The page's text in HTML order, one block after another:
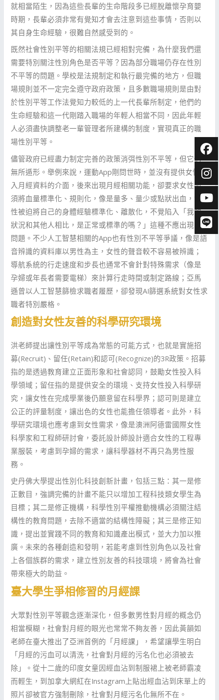
就相當陌生，因為這些長輩的生命階段多已經脫離懷孕育嬰
時期，長輩必須非常有覺知才會去注意到這些事情，否則以
其自身生命經驗，很難自然感受到的。
既然社會性別平等的相關法規已經相對完備，為什麼我們還
需要特別關注性別角色是否平等？因為部分職場仍存在性別
不平等的問題。學校是法規制定和執行最完備的地方，但職
場規則並不一定完全遵守政府政策，且多數職場規則是由對
於性別平等工作法覺知力較低的上一代長輩所制定，他們的
生命經驗和這一代剛踏入職場的年輕人相當不同，因此年輕
人必須盡快調整老一輩管理者所建構的制度，實現真正的職
場性別平等。
儘管政府已經盡力制定完善的政策消弭性別不平等，但它仍
無所遁形。舉例來說，運動App剛問世時，並沒有提供女性輸
入月經資料的介面，後來出現月經相關功能，卻要求女性必
須將血量標準化、規則化，像是量多、量少或點狀出血，女
性被迫將自己的身體經驗標準化、離散化，不覺陷入「我的
狀況和其他人相比，是正常或標準的嗎？」這種不應出現的
問題。不少人工智慧相關的App也有性別不平等爭議，像是語
音辨識的資料庫以男性為主，女性的聲音較不容易被辨識；
導航系統的行走速度和步長也通常不會針對特殊需求（像是
孕婦或年長者需要電梯）來計算行走時間或制定路線；亞馬
遜曾以人工智慧篩檢求職者履歷，卻發現AI篩選系統對女性求
職者特別嚴格。
創造對女性友善的科學研究環境
洪老師提出讓性別平等成為常態的可能方式，也就是實施招
募(Recruit)、留任(Retain)和認可(Recognize)的3R政策。招募
指的是透過教育建立正面形象和社會認同，鼓勵女性投入科
學領域；留任指的是提供安全的環境、支持女性投入科學研
究，讓女性在完成學業後仍願意留在科學界；認可則是建立
公正的評量制度，讓出色的女性也能擔任領導者。此外，科
學研究環境也應考慮到女性需求，像是澳洲阿德雷國際女性
科學家和工程師研討會，委託設計師設計適合女性的工程專
業服裝，考慮到孕婦的需求，讓科學器材不再只為男性服
務。
史丹佛大學提出性別化科技創新計畫，包括三點：其一是修
正數目，強調完備的計畫不能只以增加工程科技類女學生為
目標；其二是修正機構，科學性別平權推動機構必須關注結
構性的教育問題，去除不適當的結構性障礙；其三是修正知
識，提出並實踐不同的教育和知識產出模式，並大力加以推
廣。未來的各種創造和發明，若能考慮到性別角色以及社會
上各個族群的需求，建立性別友善的科技環境，將會為社會
帶來極大的助益。
臺大學生爭相修習的月經課
大眾對性別平等觀念逐漸深化，但多數男性對月經的概念仍
相當模糊，社會對月經的眼光也常常不夠友善，因此黃韻如
老師在臺大推出了亞洲首例的「月經課」，希望讓學生明白
「月經的污血可以清洗，社會對月經的污名化也必須被去
除」。從十二歲的印度女童因經血沾到制服裙上被老師霸凌
而輕生，到加拿大網紅在Instagram上貼出經血沾到床單上的
照片卻被官方強制刪除，社會對月經污名化無所不在。